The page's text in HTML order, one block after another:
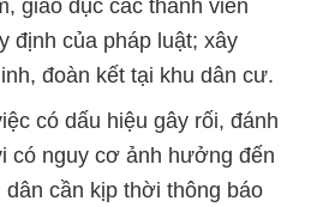
giáo dục các thành viên
định của pháp luật; xây
đoàn kết tại khu dân cư.
có dấu hiệu gây rối, đánh
có nguy cơ ảnh hưởng đến
cần kịp thời thông báo